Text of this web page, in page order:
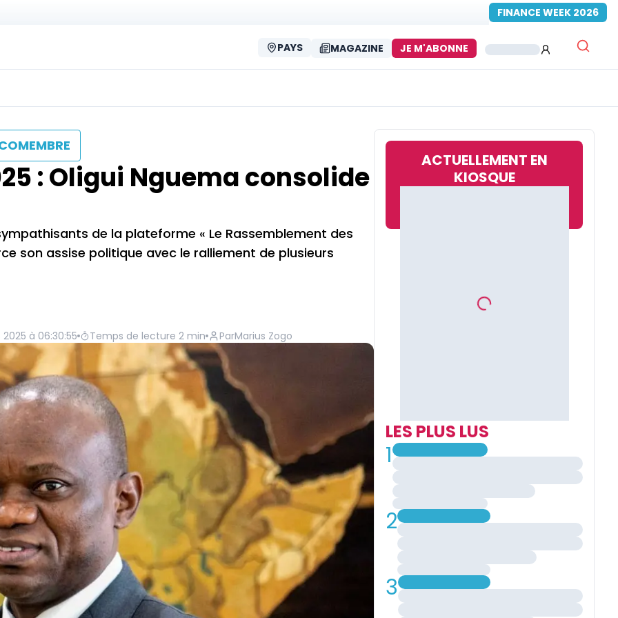
FINANCE WEEK 2026
PAYS MAGAZINE JE M'ABONNE
: Oligui Nguema consolide
de la plateforme « Le Rassemblement des
son assise politique avec le ralliement de plusieurs
à 06:30:55 Temps de lecture 2 min ParMarius Zogo
ACTUELLEMENT EN
KIOSQUE
LES PLUS LUS
1
2
3